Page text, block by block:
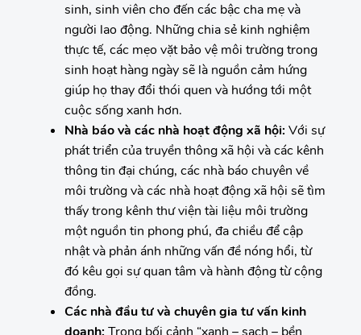
sinh, sinh viên cho đến các bậc cha mẹ và
người lao động. Những chia sẻ kinh nghiệm
thực tế, các mẹo vặt bảo vệ môi trường trong
sinh hoạt hàng ngày sẽ là nguồn cảm hứng
giúp họ thay đổi thói quen và hướng tới một
cuộc sống xanh hơn.
Nhà báo và các nhà hoạt động xã hội: Với sự
phát triển của truyền thông xã hội và các kênh
thông tin đại chúng, các nhà báo chuyên về
môi trường và các nhà hoạt động xã hội sẽ tìm
thấy trong kênh thư viện tài liệu môi trường
một nguồn tin phong phú, đa chiều để cập
nhật và phản ánh những vấn đề nóng hổi, từ
đó kêu gọi sự quan tâm và hành động từ cộng
đồng.
Các nhà đầu tư và chuyên gia tư vấn kinh